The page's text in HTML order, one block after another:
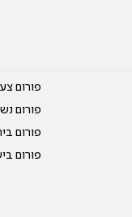
פורום
פורום
פורום
פורום